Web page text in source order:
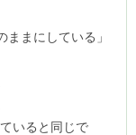
まにしている」
いると同じで